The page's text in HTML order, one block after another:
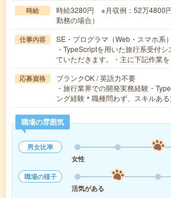
時給
時給3280円 ※月収例：52万4800
勤務の場合）
仕事内容
SE・プログラマ（Web・スマホ系）
・TypeScriptを用いた旅行系受付
ていただきます。・主に下記作業
応募資格
ブランクOK / 英語力不要
・旅行業界での開発実務経験・
ング経験＊職種問わず、スキルあ
職場の雰囲気
男女比率
女性
職場の様子
活気がある